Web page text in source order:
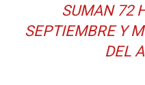
SUMAN 72
SEPTIEMBRE Y
DEL